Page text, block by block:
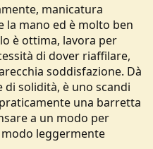
manicatura
la mano ed è molto ben
è ottima, lavora per
di dover riaffilare,
soddisfazione. Dà
di solidità, è uno scandi
una barretta
a un modo per
leggermente